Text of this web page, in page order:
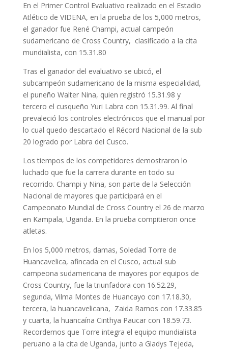
En el Primer Control Evaluativo realizado en el Estadio
Atlético de VIDENA, en la prueba de los 5,000 metros,
el ganador fue René Champi, actual campeón
sudamericano de Cross Country, clasificado a la cita
mundialista, con 15.31.80
Tras el ganador del evaluativo se ubicó, el
subcampeón sudamericano de la misma especialidad,
el puneño Walter Nina, quien registró 15.31.98 y
tercero el cusqueño Yuri Labra con 15.31.99. Al final
prevaleció los controles electrónicos que el manual por
lo cual quedo descartado el Récord Nacional de la sub
20 logrado por Labra del Cusco.
Los tiempos de los competidores demostraron lo
luchado que fue la carrera durante en todo su
recorrido. Champi y Nina, son parte de la Selección
Nacional de mayores que participará en el
Campeonato Mundial de Cross Country el 26 de marzo
en Kampala, Uganda. En la prueba compitieron once
atletas.
En los 5,000 metros, damas, Soledad Torre de
Huancavelica, afincada en el Cusco, actual sub
campeona sudamericana de mayores por equipos de
Cross Country, fue la triunfadora con 16.52.29,
segunda, Vilma Montes de Huancayo con 17.18.30,
tercera, la huancavelicana, Zaida Ramos con 17.33.85
y cuarta, la huancaína Cinthya Paucar con 18.59.73.
Recordemos que Torre integra el equipo mundialista
peruano a la cita de Uganda, junto a Gladys Tejeda,